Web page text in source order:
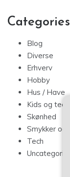
Categories
Blog
Diverse
Erhverv
Hobby
Hus / Have
Kids og teens
Skønhed
Smykker og
Tech